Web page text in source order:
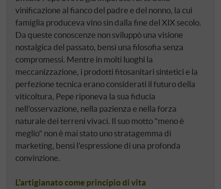
vinificazione al fianco del padre e del nonno, la cui
famiglia produceva vino sin dalla fine del XIX secolo.
Da queste conoscenze non sviluppò una visione
nostalgica del passato, bensì una filosofia senza
compromessi. Mentre in molti luoghi la
meccanizzazione, i prodotti fitosanitari sintetici e la
perfezione tecnica erano considerati il futuro della
viticoltura, Pepe riponeva la sua fiducia
nell'osservazione, nella pazienza e nella forza
naturale dei terreni vivaci. Il suo motto "meno è
meglio" non è mai stato uno stratagemma di
marketing, bensì l'espressione di una profonda
convinzione.
L'artigianato come principio di vita